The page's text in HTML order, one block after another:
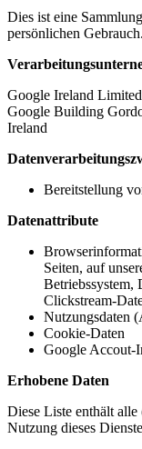
Dies ist eine
persönlichen Gebrauch.
Google Ireland Limited
Google Building
Ireland
Bereitstellung
Datenattribute
Seiten, auf
Betriebssystem,
Clickstream-
Nutzungsdaten
Cookie-Daten
Google Accout-
Erhobene Daten
Diese Liste enthält
Nutzung dieses